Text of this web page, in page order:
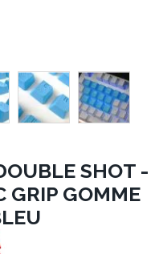
SHOT -
GRIP GOMME